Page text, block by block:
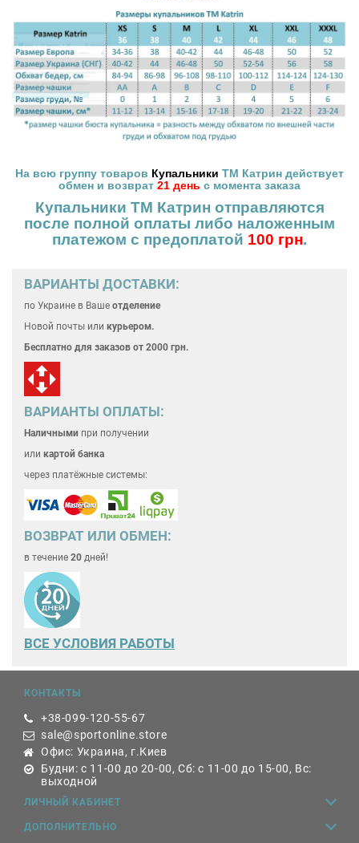
На всю группу товаров Купальники ТМ Катрин действует
обмен и возврат 21 день с момента заказа
Купальники ТМ Катрин отправляются
после полной оплаты либо наложенным
платежом с предоплатой 100 грн.
ВАРИАНТЫ ДОСТАВКИ:
по Украине в Ваше отделение
Новой почты или курьером.
Бесплатно для заказов от 2000 грн.
ВАРИАНТЫ ОПЛАТЫ:
Наличными при получении
или картой банка
через платёжные системы:
ВОЗВРАТ ИЛИ ОБМЕН:
в течение 20 дней!
ВСЕ УСЛОВИЯ РАБОТЫ
КОНТАКТЫ
+38-099-120-55-67
sale@sportonline.store
Офис: Украина, г.Киев
Будни: с 11-00 до 20-00, Сб: с 11-00 до 15-00, Вс:
выходной
ЛИЧНЫЙ КАБИНЕТ
ДОПОЛНИТЕЛЬНО